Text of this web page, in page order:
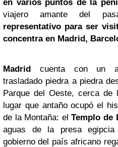
en varios puntos de la
viajero amante del
representativo para ser
concentra en Madrid,
Madrid cuenta con un
trasladado piedra a piedra
Parque del Oeste, cerca de
lugar que antaño ocupó el
de la Montaña: elTemplo de
aguas de la presa
gobierno del país africano